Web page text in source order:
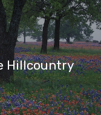
Hillcountry